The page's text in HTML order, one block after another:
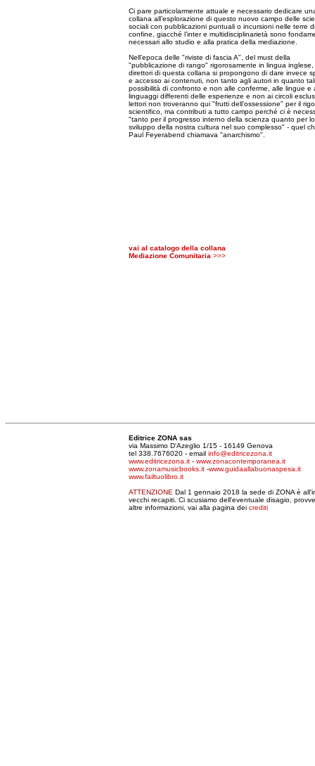
Ci pare particolarmente attuale e necessario dedicare
collana all’esplorazione di questo nuovo campo delle
sociali con pubblicazioni puntuali o incursioni nelle terre di
confine, giacché l’inter e multidisciplinarietà sono
necessari allo studio e alla pratica della mediazione.
Nell’epoca delle "riviste di fascia A", del must della
"pubblicazione di rango" rigorosamente in lingua inglese,
direttori di questa collana si propongono di dare invece
e accesso ai contenuti, non tanto agli autori in quanto
possibilità di confronto e non alle conferme, alle lingue e
linguaggi differenti delle esperienze e non ai circoli
lettori non troveranno qui "frutti dell’ossessione" per il
scientifico, ma contributi a tutto campo perché ci è
"tanto per il progresso interno della scienza quanto per lo
sviluppo della nostra cultura nel suo complesso" - quel
Paul Feyerabend chiamava "anarchismo".
vai al catalogo della collana
Mediazione Comunitaria >>>
Editrice ZONA sas
via Massimo D'Azeglio 1/15 - 16149 Genova
tel 338.7676020 - email info@editricezona.it
www.editricezona.it - www.zonacontemporanea.it
www.zonamusicbooks.it -www.guidaallabuonaspesa.it
www.failtuolibro.it
ATTENZIONE Dal 1 gennaio 2018 la sede di ZONA è
vecchi recapiti. Ci scusiamo dell'eventuale disagio,
altre informazioni, vai alla pagina dei crediti